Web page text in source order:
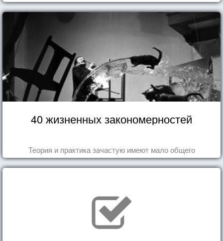
40 жизненных закономерностей
Теория и практика зачастую имеют мало общего